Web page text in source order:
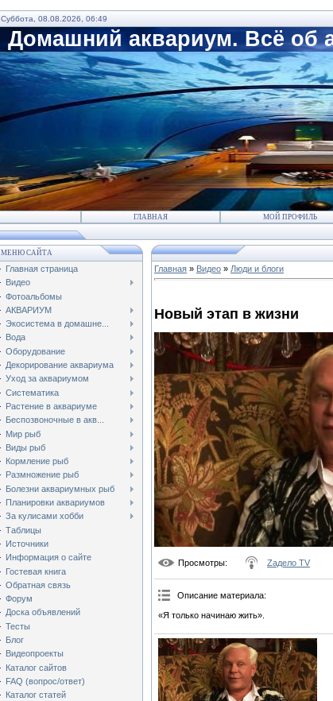
Суббота, 08.08.2026, 06:49
Домашний аквариум. Всё об
ГЛАВНАЯ МОЙ ПРОФИЛЬ
МЕНЮ САЙТА
Главная страница
Видео
Фотоальбомы
АКВАРИУМ
Экосистема в домашне...
Вода
Оборудование
Декорирование аквариума
Уход за аквариумом
Систематика
Растение в аквариуме
Беспозвоночные в акв...
Мир рыб
Виды рыб
Кормление рыб
Размножение рыб
Болезни аквариумных рыб
Планировки аквариумов
За кулисами хобби
Таблицы
Источники
Информация о сайте
Гостевая книга
Обратная связь
Форум
Доска объявлений
Тесты
Блог
Видеопроекты
Каталог сайтов
FAQ (вопрос/ответ)
Каталог статей
Главная » Видео » Люди и блоги
Новый этап в жизни
Просмотры: Zадело TV
Описание материала:
«Я только начинаю жить».